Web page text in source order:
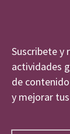
Suscribete y
actividades
de
y mejorar